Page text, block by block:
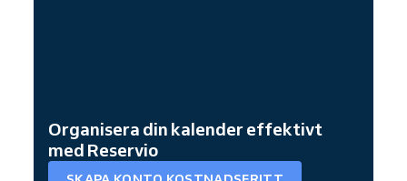
Organisera din kalender effektivt
med Reservio